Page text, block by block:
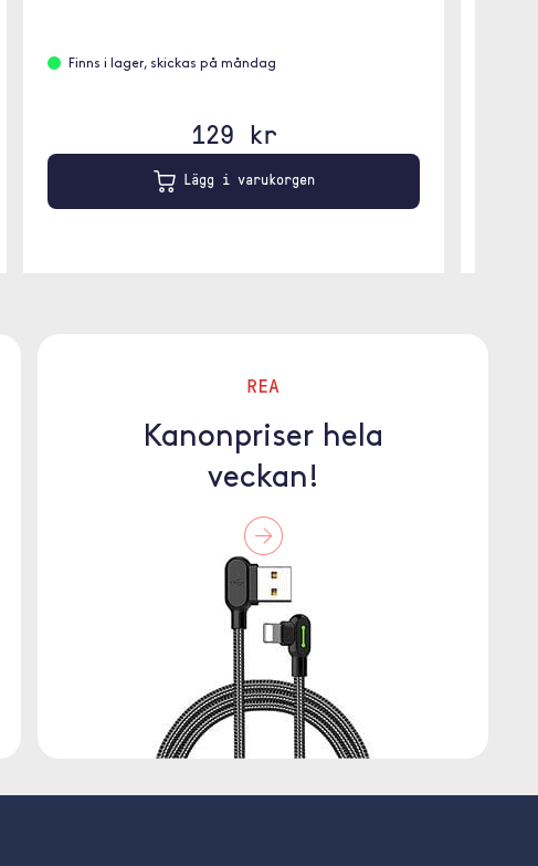
Finns i lager, skickas på måndag
129 kr
Lägg i varukorgen
REA
Kanonpriser hela
veckan!